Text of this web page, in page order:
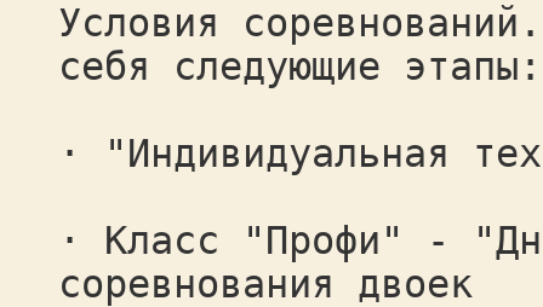
Условия
себя следующие этапы:
· "Индивидуальная
· Класс "Профи" -
соревнования двоек